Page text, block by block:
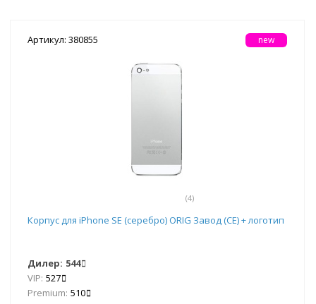
Артикул: 380855
(4)
new
Корпус для iPhone SE (серебро) ORIG Завод (CE) + логотип
Дилер: 544
VIP: 527
Premium: 510